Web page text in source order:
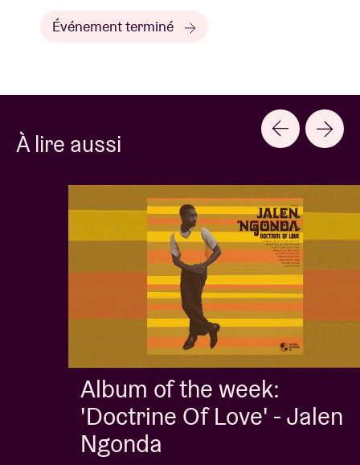
Événement terminé
À lire aussi
Album of the week:
'Doctrine Of Love' - Jalen
Ngonda